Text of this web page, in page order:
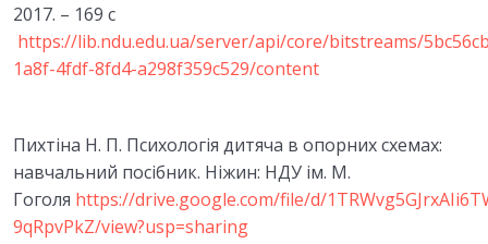
Тести модуль 1 0/1
НЕМОВЛЯЧОМУ ВІЦІ
6.ПСИХІЧНИЙ РОЗВИТОК ДИТИНИ
РАННЬОГО ВІКУ
0/6
2017. – 169 с
https://lib.ndu.edu.ua/server/api/core/bitstreams/
1a8f-4fdf-8fd4-a298f359c529/content
Пихтіна Н. П. Психологія дитяча в опорних схемах:
навчальний посібник. Ніжин: НДУ ім. М.
Гоголя https://drive.google.com/file/d/
9qRpvPkZ/view?usp=sharing